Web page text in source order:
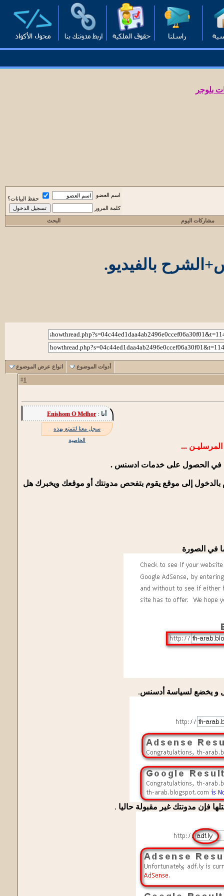
بلوجر
اسم العضو
حفظ البيانات؟
كلمة المرور
مشاركات اليوم البحث
بالفيديو.
أدوات الموضوع انواع عرض الموضوع
1
أنا :Enishom O Melhor
سجل معنا لتتمتع بهذه
الخاصية
...
في الحصول على خدمات ادسنس .
إلى موقع يقوم بتفحص مدونتك أو موقعك ويخبرك هل
في الصورة
و يخضع لسياسة أدسنس.
فإن مدونتك غير مقبولة حاليا .